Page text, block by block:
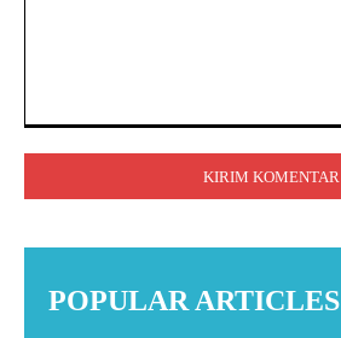
POPULAR ARTICLES